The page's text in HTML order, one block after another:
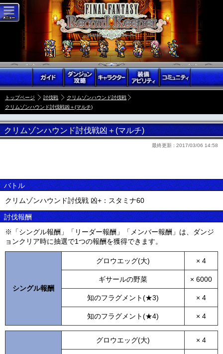
トップページ 討伐戦
クリムゾンハウンド討伐戦
クリムゾンハウンド討伐戦凶＋(マルチ)
クリムゾンハウンド討伐戦凶＋(マルチ)
最終更新 : 2017/03/06 14:58
バトル
クリムゾンハウンド討伐戦 凶+：スタミナ60
討伐報酬
※「シングル報酬」「リーダー報酬」「メンバー報酬」は、ダンジ
ョンクリア時に抽選で1つの報酬を獲得できます。
シングル報酬
グロウエッグ(大) × 4
ギサールの野菜 × 6000
知のフラグメント(★3) × 4
知のフラグメント(★4) × 4
グロウエッグ(大) × 4